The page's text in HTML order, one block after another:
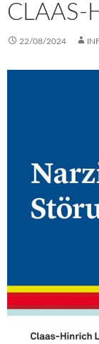
CLAAS-
22/08/2024